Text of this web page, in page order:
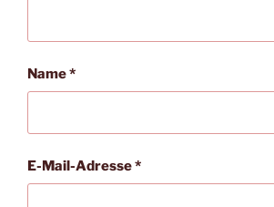
Name*
E-Mail-Adresse*